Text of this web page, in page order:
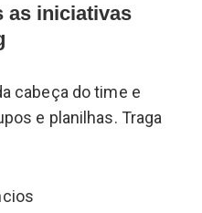
as iniciativas
cabeça do time e
e planilhas. Traga